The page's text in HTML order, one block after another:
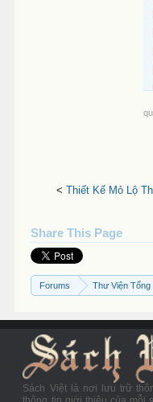
< Thiết Kế Mỏ Lộ
Share This Page
Forums Thư Viện Tổng
Sách Việt là nơi lưu trữ